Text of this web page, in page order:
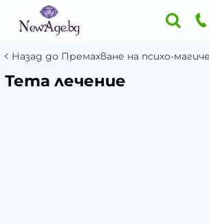
Назад до Премахване на психо-
Тета лечение